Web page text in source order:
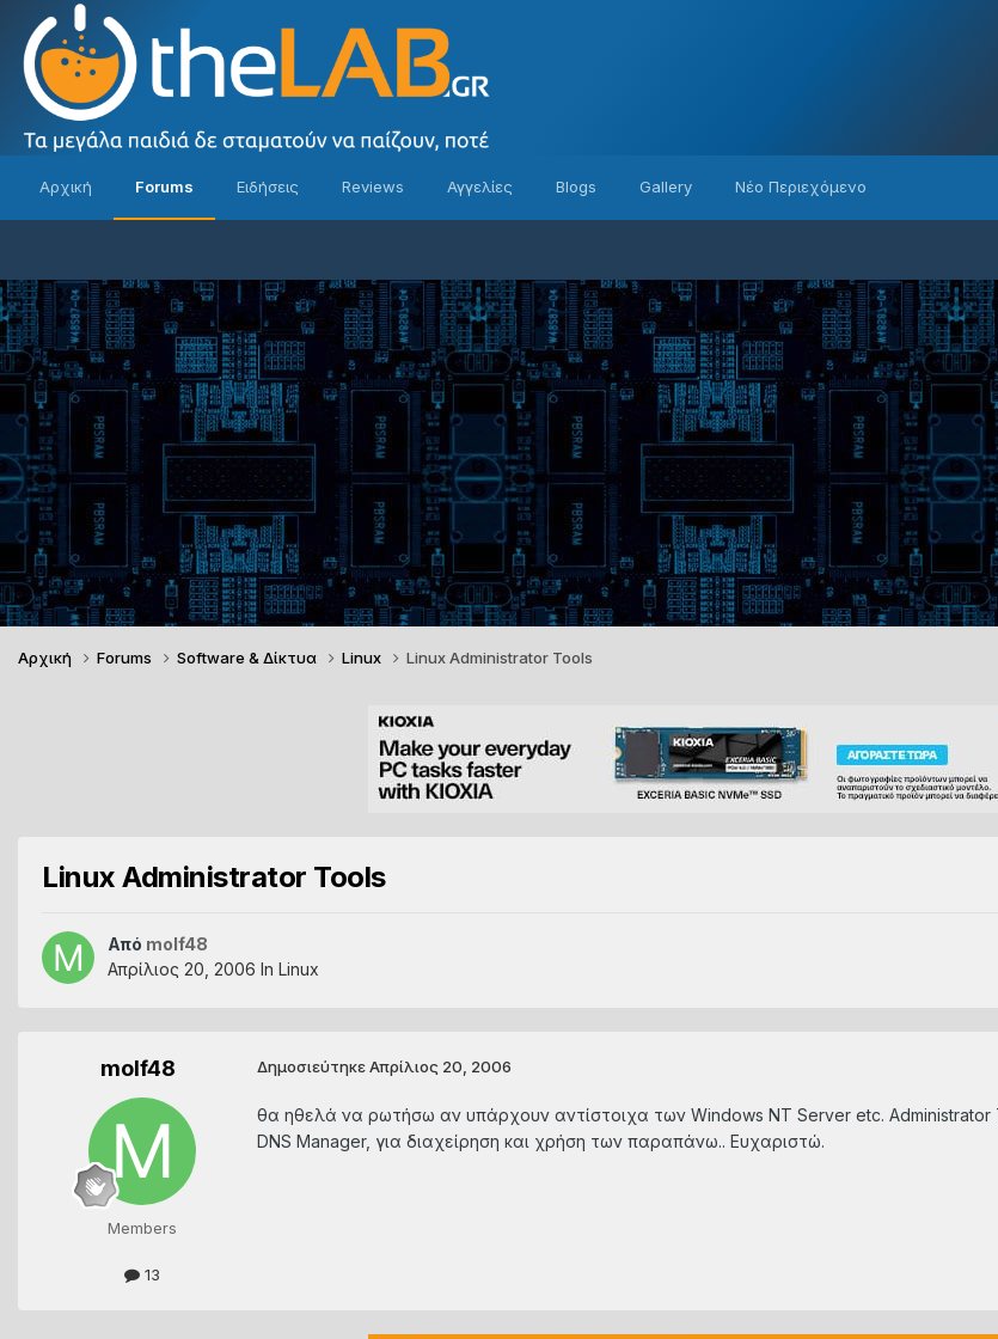
Αρχική Forums Ειδήσεις Reviews Αγγελίες Blogs Gallery Νέο Περιεχόμενο
Αρχική Forums Software & Δίκτυα Linux Linux Administrator Tools
Linux Administrator Tools
Από molf48
Απρίλιος 20, 2006 In Linux
molf48
Members
13
ΔημοσιεύτηκεΑπρίλιος 20, 2006
θα ηθελά να ρωτήσω αν υπάρχουν αντίστοιχα των Windows NT Server etc. Administrator
DNS Manager, για διαχείρηση και χρήση των παραπάνω.. Ευχαριστώ.